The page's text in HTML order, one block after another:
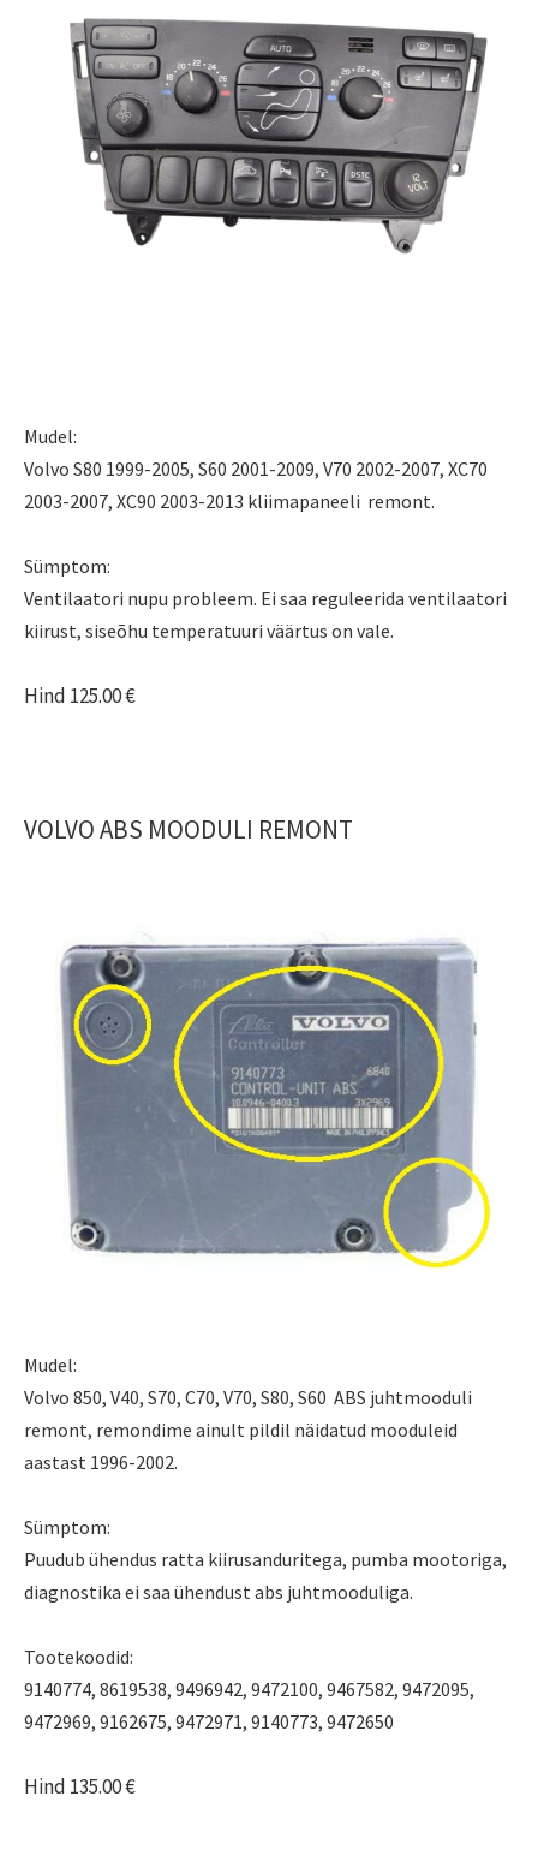
Mudel:
Volvo S80 1999-2005, S60 2001-2009, V70 2002-2007, XC70
2003-2007, XC90 2003-2013 kliimapaneeli remont.
Sümptom:
Ventilaatori nupu probleem. Ei saa reguleerida ventilaatori
kiirust, siseõhu temperatuuri väärtus on vale.
Hind 125.00 €
VOLVO ABS MOODULI REMONT
Mudel:
Volvo 850, V40, S70, C70, V70, S80, S60 ABS juhtmooduli
remont, remondime ainult pildil näidatud mooduleid
aastast 1996-2002.
Sümptom:
Puudub ühendus ratta kiirusanduritega, pumba mootoriga,
diagnostika ei saa ühendust abs juhtmooduliga.
Tootekoodid:
9140774, 8619538, 9496942, 9472100, 9467582, 9472095,
9472969, 9162675, 9472971, 9140773, 9472650
Hind 135.00 €